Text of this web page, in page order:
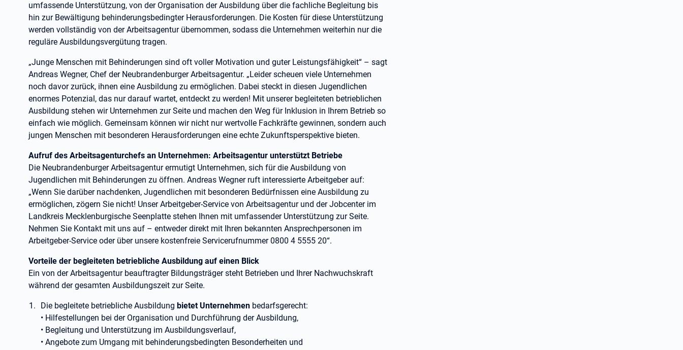
umfassende Unterstützung, von der Organisation der Ausbildung über die fachliche Begleitung bis
hin zur Bewältigung behinderungsbedingter Herausforderungen. Die Kosten für diese Unterstützung
werden vollständig von der Arbeitsagentur übernommen, sodass die Unternehmen weiterhin nur die
reguläre Ausbildungsvergütung tragen.
„Junge Menschen mit Behinderungen sind oft voller Motivation und guter Leistungsfähigkeit“ – sagt
Andreas Wegner, Chef der Neubrandenburger Arbeitsagentur. „Leider scheuen viele Unternehmen
noch davor zurück, ihnen eine Ausbildung zu ermöglichen. Dabei steckt in diesen Jugendlichen
enormes Potenzial, das nur darauf wartet, entdeckt zu werden! Mit unserer begleiteten betrieblichen
Ausbildung stehen wir Unternehmen zur Seite und machen den Weg für Inklusion in Ihrem Betrieb so
einfach wie möglich. Gemeinsam können wir nicht nur wertvolle Fachkräfte gewinnen, sondern auch
jungen Menschen mit besonderen Herausforderungen eine echte Zukunftsperspektive bieten.
Aufruf des Arbeitsagenturchefs an Unternehmen: Arbeitsagentur unterstützt Betriebe
Die Neubrandenburger Arbeitsagentur ermutigt Unternehmen, sich für die Ausbildung von
Jugendlichen mit Behinderungen zu öffnen. Andreas Wegner ruft interessierte Arbeitgeber auf:
„Wenn Sie darüber nachdenken, Jugendlichen mit besonderen Bedürfnissen eine Ausbildung zu
ermöglichen, zögern Sie nicht! Unser Arbeitgeber-Service von Arbeitsagentur und der Jobcenter im
Landkreis Mecklenburgische Seenplatte stehen Ihnen mit umfassender Unterstützung zur Seite.
Nehmen Sie Kontakt mit uns auf – entweder direkt mit Ihren bekannten Ansprechpersonen im
Arbeitgeber-Service oder über unsere kostenfreie Servicerufnummer 0800 4 5555 20“.
Vorteile der begleiteten betriebliche Ausbildung auf einen Blick
Ein von der Arbeitsagentur beauftragter Bildungsträger steht Betrieben und Ihrer Nachwuchskraft
während der gesamten Ausbildungszeit zur Seite.
Die begleitete betriebliche Ausbildung bietet Unternehmen bedarfsgerecht:
• Hilfestellungen bei der Organisation und Durchführung der Ausbildung,
• Begleitung und Unterstützung im Ausbildungsverlauf,
• Angebote zum Umgang mit behinderungsbedingten Besonderheiten und